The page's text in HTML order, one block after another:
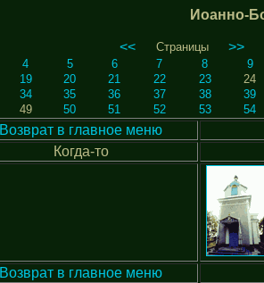
Иоанно-
<< Страницы >>
4 5 6 7 8
9
19 20 21 22 23
24
34 35 36 37 38
39
49 50 51 52 53
54
Возврат в главное меню
Когда-то
Возврат в главное меню